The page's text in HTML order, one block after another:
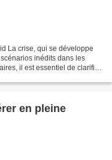
La crise, qui se développe
inédits dans les
il est essentiel de clarifier
en pleine